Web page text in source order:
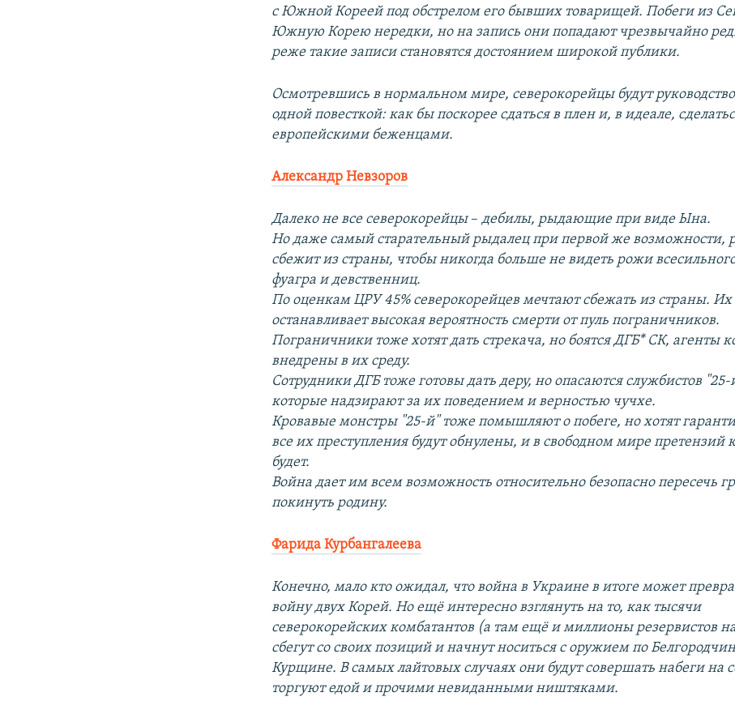
с Южной Кореей под обстрелом его бывших товарищей. Побеги из
Южную Корею нередки, но на запись они попадают чрезвычайно
реже такие записи становятся достоянием широкой публики.
Осмотревшись в нормальном мире, северокорейцы будут
одной повесткой: как бы поскорее сдаться в плен и, в идеале,
европейскими беженцами.
Александр Невзоров
Далеко не все северокорейцы– дебилы, рыдающие при виде Ына.
Но даже самый старательный рыдалец при первой же возможности,
сбежит из страны, чтобы никогда больше не видеть рожи
фуагра и девственниц.
По оценкам ЦРУ 45% северокорейцев мечтают сбежать из страны. Их
останавливает высокая вероятность смерти от пуль пограничников.
Пограничники тоже хотят дать стрекача, но боятся ДГБ* СК, агенты
внедрены в их среду.
Сотрудники ДГБ тоже готовы дать деру, но опасаются службистов
которые надзирают за их поведением и верностью чучхе.
Кровавые монстры "25-й" тоже помышляют о побеге, но хотят
все их преступления будут обнулены, и в свободном мире претензий
будет.
Война дает им всем возможность относительно безопасно пересечь
покинуть родину.
Фарида Курбангалеева
Конечно, мало кто ожидал, что война в Украине в итоге может
войну двух Корей. Но ещё интересно взглянуть на то, как тысячи
северокорейских комбатантов (а там ещё и миллионы резервистов
сбегут со своих позиций и начнут носиться с оружием по
Курщине. В самых лайтовых случаях они будут совершать набеги на
торгуют едой и прочими невиданными ништяками.